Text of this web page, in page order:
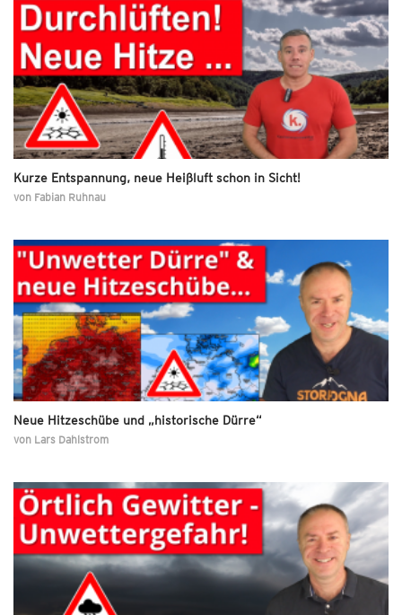
Kurze Entspannung, neue Heißluft schon in Sicht!
von Fabian Ruhnau
Neue Hitzeschübe und „historische Dürre“
von Lars Dahlstrom